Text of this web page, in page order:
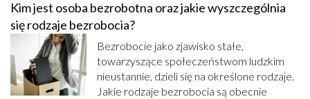
Kim jest osoba bezrobotna oraz jakie wyszczególnia
się rodzaje bezrobocia?
Bezrobocie jako zjawisko stałe,
towarzyszące społeczeństwom ludzkim
nieustannie, dzieli się na określone rodzaje.
Jakie rodzaje bezrobocia są obecnie